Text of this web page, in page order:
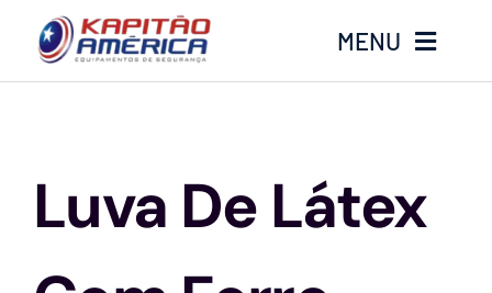
o
MENU
Produtos
Luva De Látex